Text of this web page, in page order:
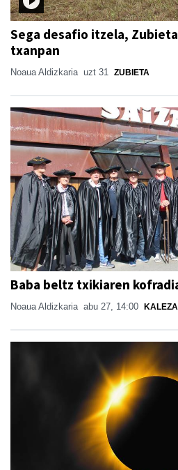
Sega desafio itzela,
txanpan
Noaua Aldizkaria uzt 31 ZUBIETA
Baba beltz txikiaren
Noaua Aldizkaria abu 27, 14:00